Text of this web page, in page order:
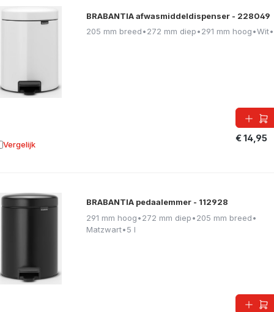
BRABANTIA afwasmiddeldispenser - 228049
205 mm breed•272 mm diep•291 mm hoog•Wit•
€ 14,95
Vergelijk aan vergelijking
BRABANTIA pedaalemmer - 112928
291 mm hoog•272 mm diep•205 mm breed•
Matzwart•5 l